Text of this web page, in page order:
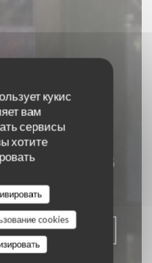
кукис
вам
сервисы
хотите
cookies
des Lilas
СТОЛИК